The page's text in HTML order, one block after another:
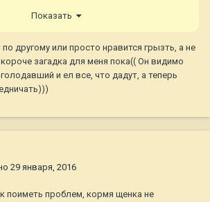
Показать
другому или просто нравится грызть, а не
загадка для меня пока(( Он видимо
и ел все, что дадут, а теперь
29 января, 2016
поиметь проблем, кормя щенка не